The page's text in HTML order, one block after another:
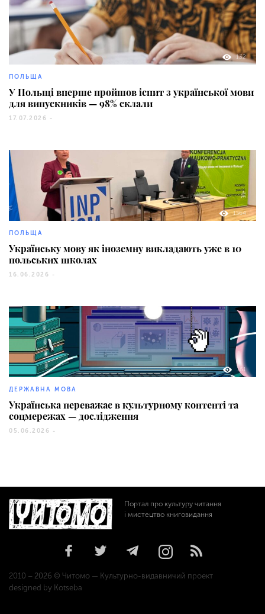
132
ПОЛЬЩА
У Польщі вперше пройшов іспит з української мови
для випускників — 98% склали
17.07.2026 -
1564
ПОЛЬЩА
Українську мову як іноземну викладають уже в 10
польських школах
16.06.2026 -
161
ДЕРЖАВНА МОВА
Українська переважає в культурному контенті та
соцмережах — дослідження
05.06.2026 -
Портал про культуру читання
і мистецтво книговидання
2010 – 2026 © Читомо — Культурно-видавничий проект
designed by Kotseba